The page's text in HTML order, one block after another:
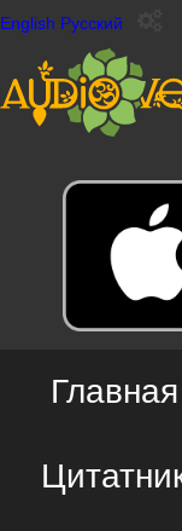
English Русский
Главная